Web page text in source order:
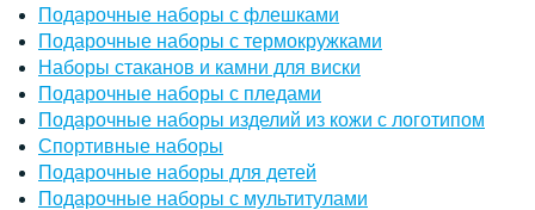
Подарочные наборы с флешками
Подарочные наборы с термокружками
Наборы стаканов и камни для виски
Подарочные наборы с пледами
Подарочные наборы изделий из кожи с логотипом
Спортивные наборы
Подарочные наборы для детей
Подарочные наборы с мультитулами